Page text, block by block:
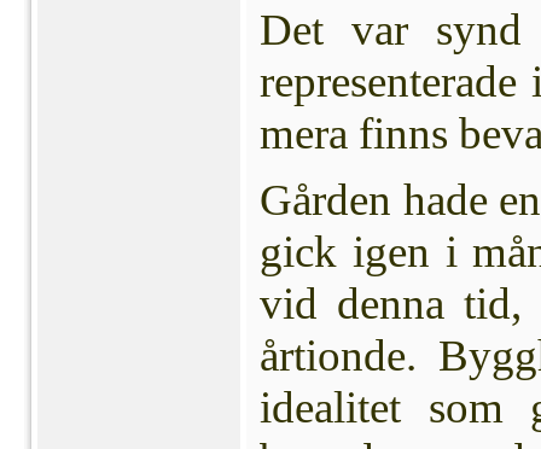
Det var
mera finns
Gården hade
gick igen i
vid denna tid,
årtionde.
idea­litet som